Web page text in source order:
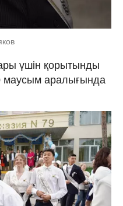
үшін қорытынды
маусым аралығында